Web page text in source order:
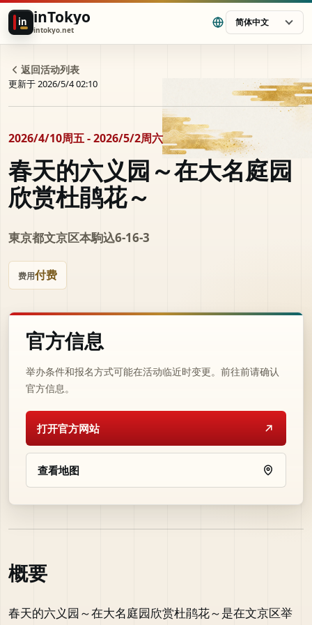
in inTokyo
intokyo.net
简体中文
返回活动列表
更新于 2026/5/4 02:10
2026/4/10周五 - 2026/5/2周六
春天的六义园～在大名庭园
欣赏杜鹃花～
東京都文京区本駒込6-16-3
费用付费
官方信息
举办条件和报名方式可能在活动临近时变更。前往前请确认
官方信息。
打开官方网站
查看地图
概要
春天的六义园～在大名庭园欣赏杜鹃花～是在文京区举